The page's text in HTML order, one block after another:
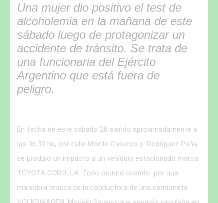
Una mujer dio positivo el test de
alcoholemia en la mañana de este
sábado luego de protagonizar un
accidente de tránsito. Se trata de
una funcionaria del Ejército
Argentino que está fuera de
peligro.
En fecha de este sábado 28 siendo aproximadamente a
las 06:30 hs, por calle Monte Caseros y Rodríguez Peña
se produjo un impacto a un vehículo estacionado marca
TOYOTA COROLLA. Todo ocurrió cuando por una
maniobra brusca de la conductora de una camioneta